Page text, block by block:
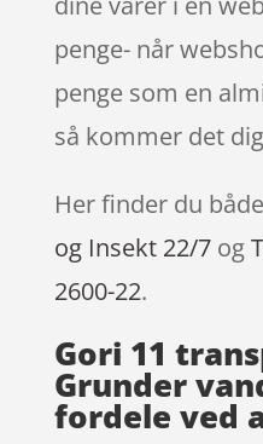
penge- når
penge som en
så kommer det
Her finder du både
og Insekt 22/7og
2600-22.
Gori 11
Grunder
fordele ved